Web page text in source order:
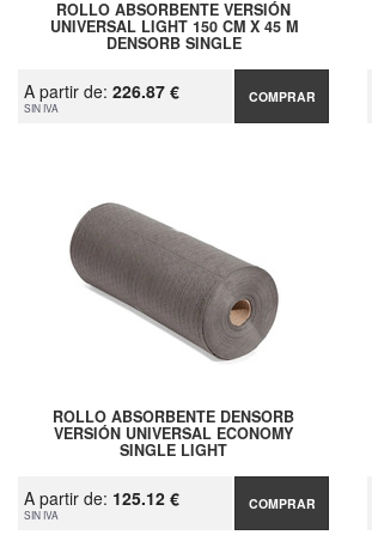
ROLLO ABSORBENTE VERSIÓN
UNIVERSAL LIGHT 150 CM X 45 M
DENSORB SINGLE
A partir de: 226.87 €
SIN IVA
COMPRAR
ROLLO ABSORBENTE DENSORB
VERSIÓN UNIVERSAL ECONOMY
SINGLE LIGHT
A partir de: 125.12 €
SIN IVA
COMPRAR